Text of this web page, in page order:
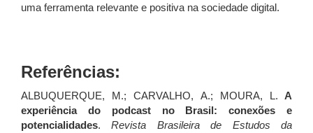
uma ferramenta relevante e positiva na sociedade digital.
Referências:
ALBUQUERQUE, M.; CARVALHO, A.; MOURA, L. A
experiência do podcast no Brasil: conexões e
potencialidades.Revista Brasileira de Estudos da